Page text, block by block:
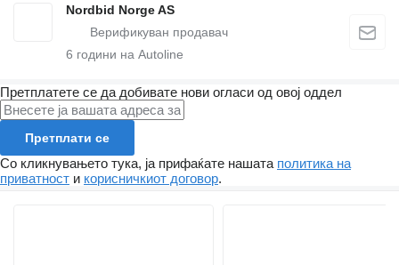
Nordbid Norge AS
6 години на Autoline
Претплатете се да добивате нови огласи од овој оддел
Претплати се
Со кликнувањето тука, ја прифаќате нашата политика на
приватност и корисничкиот договор.